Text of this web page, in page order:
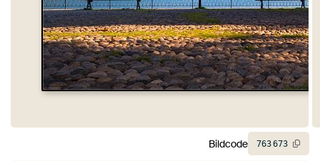
Bildcode 763673